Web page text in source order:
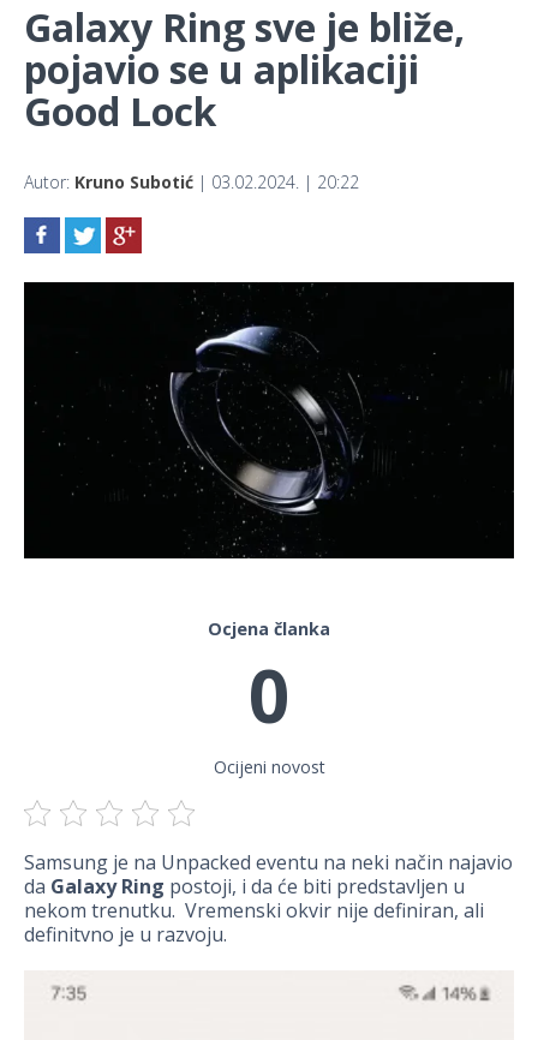
Galaxy Ring sve je bliže,
pojavio se u aplikaciji
Good Lock
Autor: Kruno Subotić | 03.02.2024. | 20:22
Ocjena članka
0
Ocijeni novost
Samsung je na Unpacked eventu na neki način najavio
da Galaxy Ring postoji, i da će biti predstavljen u
nekom trenutku. Vremenski okvir nije definiran, ali
definitvno je u razvoju.